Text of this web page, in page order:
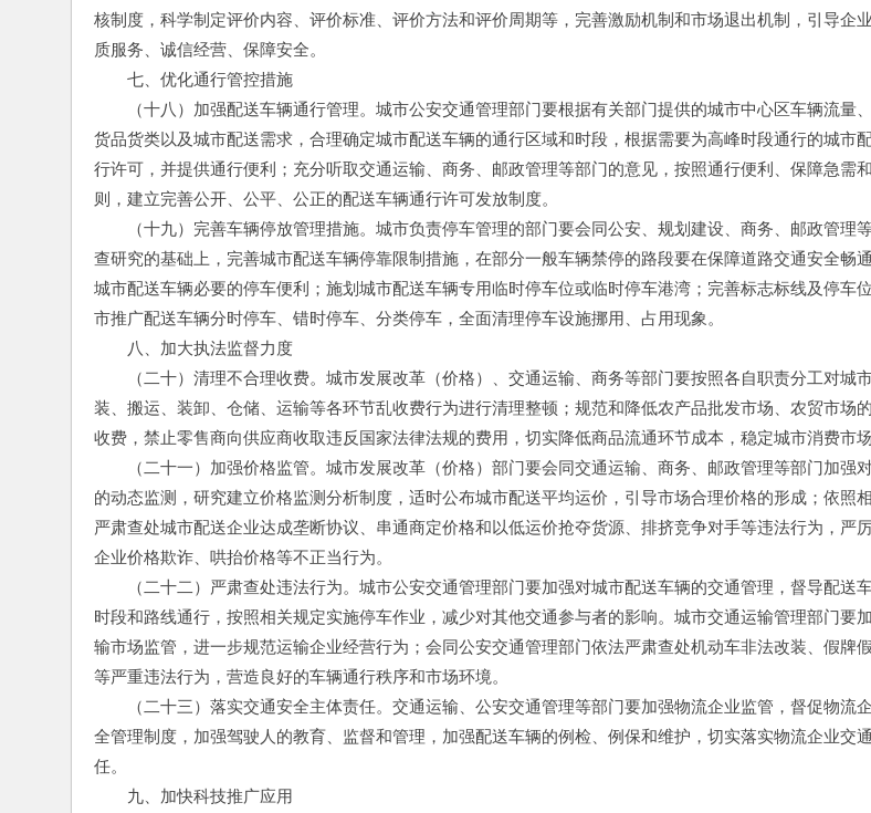
核制度，科学制定评价内容、评价标准、评价方法和评价周期等，完善激励机制和市场退出机制，引导企
质服务、诚信经营、保障安全。
七、优化通行管控措施
（十八）加强配送车辆通行管理。城市公安交通管理部门要根据有关部门提供的城市中心区车辆流量、
货品货类以及城市配送需求，合理确定城市配送车辆的通行区域和时段，根据需要为高峰时段通行的城市
行许可，并提供通行便利；充分听取交通运输、商务、邮政管理等部门的意见，按照通行便利、保障急需
则，建立完善公开、公平、公正的配送车辆通行许可发放制度。
（十九）完善车辆停放管理措施。城市负责停车管理的部门要会同公安、规划建设、商务、邮政管理
查研究的基础上，完善城市配送车辆停靠限制措施，在部分一般车辆禁停的路段要在保障道路交通安全畅
城市配送车辆必要的停车便利；施划城市配送车辆专用临时停车位或临时停车港湾；完善标志标线及停车
市推广配送车辆分时停车、错时停车、分类停车，全面清理停车设施挪用、占用现象。
八、加大执法监督力度
（二十）清理不合理收费。城市发展改革（价格）、交通运输、商务等部门要按照各自职责分工对城
装、搬运、装卸、仓储、运输等各环节乱收费行为进行清理整顿；规范和降低农产品批发市场、农贸市场
收费，禁止零售商向供应商收取违反国家法律法规的费用，切实降低商品流通环节成本，稳定城市消费市场
（二十一）加强价格监管。城市发展改革（价格）部门要会同交通运输、商务、邮政管理等部门加强
的动态监测，研究建立价格监测分析制度，适时公布城市配送平均运价，引导市场合理价格的形成；依照
严肃查处城市配送企业达成垄断协议、串通商定价格和以低运价抢夺货源、排挤竞争对手等违法行为，严
企业价格欺诈、哄抬价格等不正当行为。
（二十二）严肃查处违法行为。城市公安交通管理部门要加强对城市配送车辆的交通管理，督导配送
时段和路线通行，按照相关规定实施停车作业，减少对其他交通参与者的影响。城市交通运输管理部门要
输市场监管，进一步规范运输企业经营行为；会同公安交通管理部门依法严肃查处机动车非法改装、假牌
等严重违法行为，营造良好的车辆通行秩序和市场环境。
（二十三）落实交通安全主体责任。交通运输、公安交通管理等部门要加强物流企业监管，督促物流
全管理制度，加强驾驶人的教育、监督和管理，加强配送车辆的例检、例保和维护，切实落实物流企业交
任。
九、加快科技推广应用